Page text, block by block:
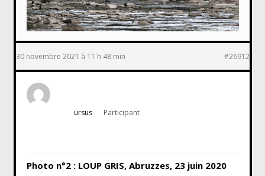
30 novembre 2021 à 11 h 48 min #26912
ursus Participant
Photo n°2 : LOUP GRIS, Abruzzes, 23 juin 2020